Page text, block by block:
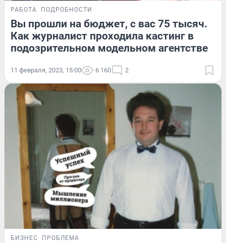
РАБОТА ПОДРОБНОСТИ
Вы прошли на бюджет, с вас 75 тысяч.
Как журналист проходила кастинг в
подозрительном модельном агентстве
11 февраля, 2023, 15:00 6 160 2
БИЗНЕС ПРОБЛЕМА